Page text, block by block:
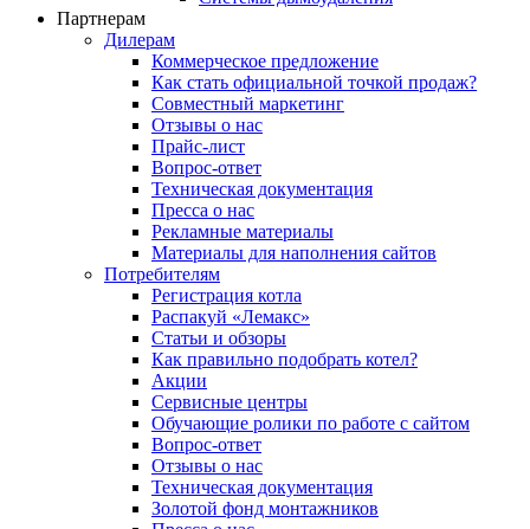
Партнерам
Дилерам
Коммерческое предложение
Как стать официальной точкой продаж?
Совместный маркетинг
Отзывы о нас
Прайс-лист
Вопрос-ответ
Техническая документация
Пресса о нас
Рекламные материалы
Материалы для наполнения сайтов
Потребителям
Регистрация котла
Распакуй «Лемакс»
Статьи и обзоры
Как правильно подобрать котел?
Акции
Сервисные центры
Обучающие ролики по работе с сайтом
Вопрос-ответ
Отзывы о нас
Техническая документация
Золотой фонд монтажников